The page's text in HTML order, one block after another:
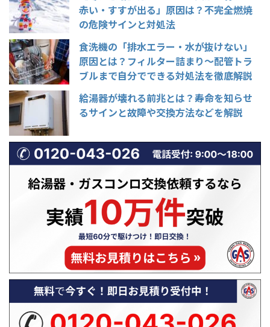
赤い・すすが出る」原因は？不完全燃焼
の危険サインと対処法
食洗機の「排水エラー・水が抜けない」
原因とは？フィルター詰まり〜配管トラ
ブルまで自分でできる対処法を徹底解説
給湯器が壊れる前兆とは？寿命を知らせ
るサインと故障や交換方法などを解説